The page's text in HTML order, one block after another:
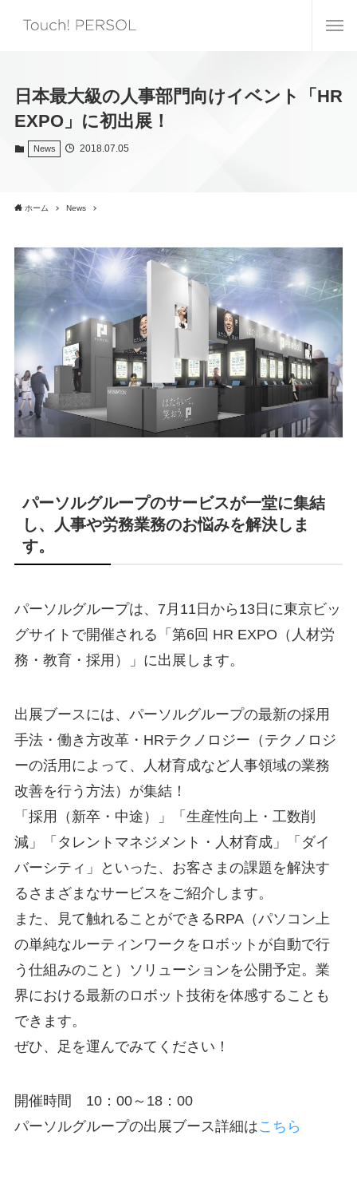
日本最大級の人事部門向けイベント「HR
EXPO」に初出展！
News 2018.07.05
ホーム News
パーソルグループのサービスが一堂に集結
し、人事や労務業務のお悩みを解決しま
す。
パーソルグループは、7月11日から13日に東京ビッ
グサイトで開催される「第6回 HR EXPO（人材労
務・教育・採用）」に出展します。
出展ブースには、パーソルグループの最新の採用
手法・働き方改革・HRテクノロジー（テクノロジ
ーの活用によって、人材育成など人事領域の業務
改善を行う方法）が集結！
「採用（新卒・中途）」「生産性向上・工数削
減」「タレントマネジメント・人材育成」「ダイ
バーシティ」といった、お客さまの課題を解決す
るさまざまなサービスをご紹介します。
また、見て触れることができるRPA（パソコン上
の単純なルーティンワークをロボットが自動で行
う仕組みのこと）ソリューションを公開予定。業
界における最新のロボット技術を体感することも
できます。
ぜひ、足を運んでみてください！
開催時間 10：00～18：00
パーソルグループの出展ブース詳細はこちら